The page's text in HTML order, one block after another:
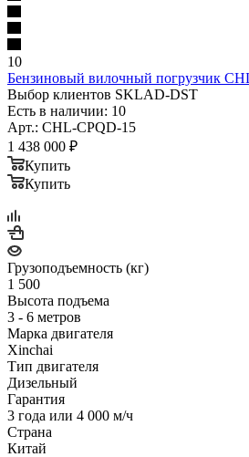
10
Бензиновый вилочный погрузчик
Выбор клиентов SKLAD-DST
Есть в наличии: 10
Арт.: CHL-CPQD-15
1 438 000 ₽
Купить
Купить
Грузоподъемность (кг)
1 500
Высота подъема
3 - 6 метров
Марка двигателя
Xinchai
Тип двигателя
Дизельный
Гарантия
3 года или 4 000 м/ч
Страна
Китай